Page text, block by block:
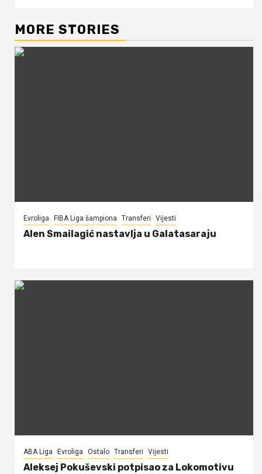
MORE STORIES
Evroliga FIBA Liga šampiona Transferi Vijesti
Alen Smailagić nastavlja u Galatasaraju
ABA Liga Evroliga Ostalo Transferi Vijesti
Aleksej Pokuševski potpisao za Lokomotivu